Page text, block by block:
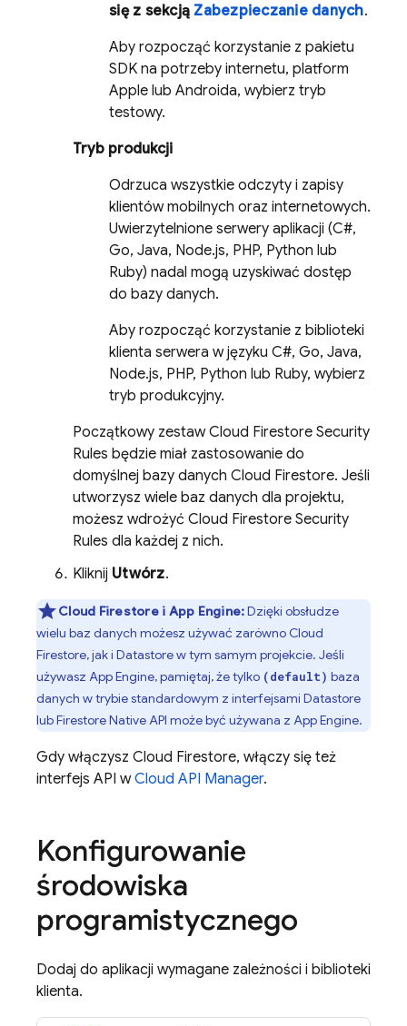
się z sekcją Zabezpieczanie danych.
Aby rozpocząć korzystanie z pakietu
SDK na potrzeby internetu, platform
Apple lub Androida, wybierz tryb
testowy.
Tryb produkcji
Odrzuca wszystkie odczyty i zapisy
klientów mobilnych oraz internetowych.
Uwierzytelnione serwery aplikacji (C#,
Go, Java, Node.js, PHP, Python lub
Ruby) nadal mogą uzyskiwać dostęp
do bazy danych.
Aby rozpocząć korzystanie z biblioteki
klienta serwera w języku C#, Go, Java,
Node.js, PHP, Python lub Ruby, wybierz
tryb produkcyjny.
Początkowy zestawCloud Firestore Security
Rules będzie miał zastosowanie do
domyślnej bazy danych Cloud Firestore. Jeśli
utworzysz wiele baz danych dla projektu,
możesz wdrożyć Cloud Firestore Security
Rules dla każdej z nich.
Kliknij Utwórz.
Cloud Firestorei App Engine:Dzięki obsłudze
wielu baz danych możesz używać zarówno Cloud
Firestore, jak i Datastorew tym samym projekcie. Jeśli
używasz App Engine, pamiętaj, że tylko (default) baza
danych w trybie standardowym z interfejsami Datastore
lub Firestore Native API może być używana z App Engine.
Gdy włączysz Cloud Firestore, włączy się też
interfejs API wCloud API Manager.
Konfigurowanie
środowiska
programistycznego
Dodaj do aplikacji wymagane zależności i biblioteki
klienta.